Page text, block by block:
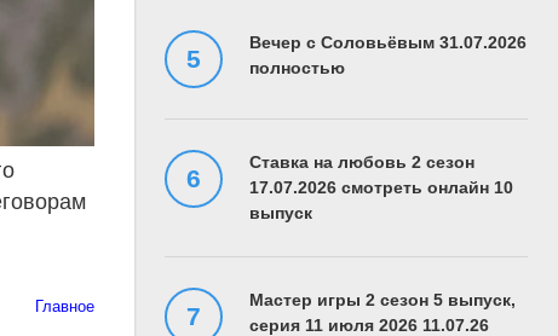
Главное
Вечер с Соловьёвым 31.07.2026
полностью
Ставка на любовь 2 сезон
17.07.2026 смотреть онлайн 10
выпуск
Мастер игры 2 сезон 5 выпуск,
серия 11 июля 2026 11.07.26